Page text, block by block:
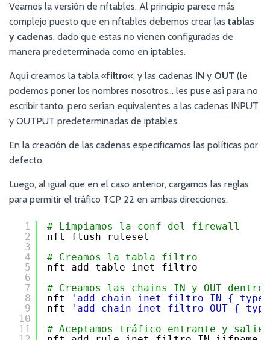
Veamos la versión de nftables. Al principio parece más
complejo puesto que en nftables debemos crear las tablas
y cadenas, dado que estas no vienen configuradas de
manera predeterminada como en iptables.
Aquí creamos la tabla «filtro«, y las cadenas IN y OUT (le
podemos poner los nombres nosotros… les puse así para no
escribir tanto, pero serían equivalentes a las cadenas INPUT
y OUTPUT predeterminadas de iptables.
En la creación de las cadenas especificamos las políticas por
defecto.
Luego, al igual que en el caso anterior, cargamos las reglas
para permitir el tráfico TCP 22 en ambas direcciones.
1
2
3
4
5
6
7
8
9
10
11
# Limpiamos la conf del firewall
nft flush ruleset
# Creamos la tabla filtro
nft add table inet filtro
# Creamos las chains IN y OUT
nft
'add chain inet filtro IN {
nft
'add chain inet filtro OUT {
# Aceptamos tráfico entrante y